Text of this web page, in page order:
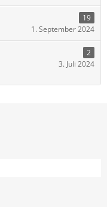
19
1. September 2024
2
3. Juli 2024